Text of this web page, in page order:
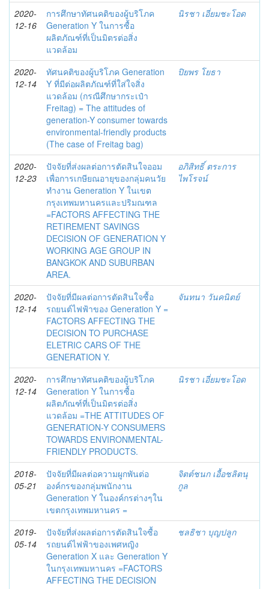
2020-
12-16
การศึกษาทัศนคติของผู้บริโภค
Generation Y ในการซื้อ
ผลิตภัณฑ์ที่เป็นมิตรต่อสิ่ง
แวดล้อม
นิรชา เอี่ยมชะโอด
2020-
12-14
ทัศนคติของผู้บริโภค Generation
Y ที่มีต่อผลิตภัณฑ์ที่ใส่ใจสิ่ง
แวดล้อม (กรณีศึกษากระเป๋า
Freitag) = The attitudes of
generation-Y consumer towards
environmental-friendly products
(The case of Freitag bag)
ปิยพร โยธา
2020-
12-23
ปัจจัยที่ส่งผลต่อการตัดสินใจออม
เพื่อการเกษียณอายุของกลุ่มคนวัย
ทำงาน Generation Y ในเขต
กรุงเทพมหานครและปริมณฑล
=FACTORS AFFECTING THE
RETIREMENT SAVINGS
DECISION OF GENERATION Y
WORKING AGE GROUP IN
BANGKOK AND SUBURBAN
AREA.
อภิสิทธิ์ ตระการ
ไพโรจน์
2020-
12-14
ปัจจัยที่มีผลต่อการตัดสินใจซื้อ
รถยนต์ไฟฟ้าของ Generation Y =
FACTORS AFFECTING THE
DECISION TO PURCHASE
ELETRIC CARS OF THE
GENERATION Y.
จันทนา วันคนิตย์
2020-
12-14
การศึกษาทัศนคติของผู้บริโภค
Generation Y ในการซื้อ
ผลิตภัณฑ์ที่เป็นมิตรต่อสิ่ง
แวดล้อม =THE ATTITUDES OF
GENERATION-Y CONSUMERS
TOWARDS ENVIRONMENTAL-
FRIENDLY PRODUCTS.
นิรชา เอี่ยมชะโอด
2018-
05-21
ปัจจัยที่มีผลต่อความผูกพันต่อ
องค์กรของกลุ่มพนักงาน
Generation Y ในองค์กรต่างๆใน
เขตกรุงเทพมหานคร =
จิตต์ชนก เอื้อชลิตนุ
กูล
2019-
05-14
ปัจจัยที่ส่งผลต่อการตัดสินใจซื้อ
รถยนต์ไฟฟ้าของเพศหญิง
Generation X และ Generation Y
ในกรุงเทพมหานคร =FACTORS
AFFECTING THE DECISION
ชลธิชา บุญปลูก